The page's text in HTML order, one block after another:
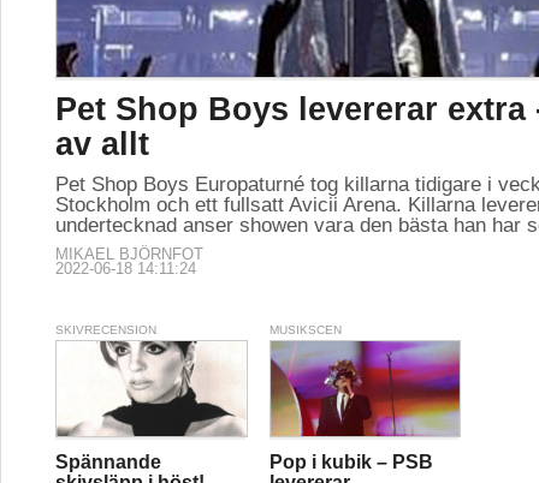
Pet Shop Boys levererar extra
av allt
Pet Shop Boys Europaturné tog killarna tidigare i
Stockholm och ett fullsatt Avicii Arena. Killarna
undertecknad anser showen vara den bästa han har
MIKAEL BJÖRNFOT
2022-06-18 14:11:24
SKIVRECENSION
Spännande
MUSIKSCEN
Pop i kubik – PSB